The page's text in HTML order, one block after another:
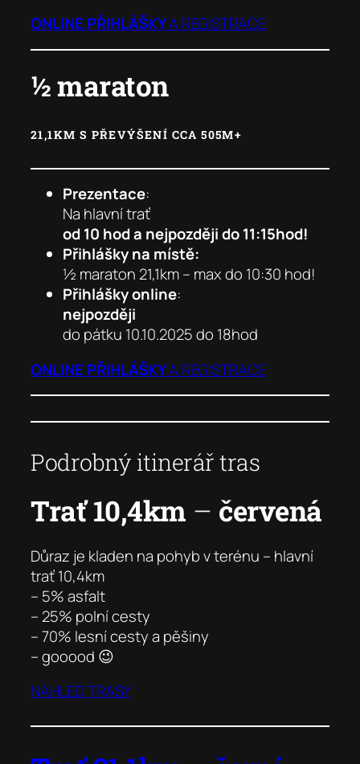
ONLINE PŘIHLÁŠKYA REGISTRACE
½ maraton
21,1KM S PŘEVÝŠENÍ CCA 505M+
Prezentace:
Na hlavní trať
od 10 hod a nejpozději do 11:15hod!
Přihlášky na místě:
½ maraton 21,1km – max do 10:30 hod!
Přihlášky online:
nejpozději
do pátku 10.10.2025 do 18hod
ONLINE PŘIHLÁŠKYA REGISTRACE
Podrobný itinerář tras
Trať 10,4km – červená
Důraz je kladen na pohyb v terénu – hlavní
trať 10,4km
– 5% asfalt
– 25% polní cesty
– 70% lesní cesty a pěšiny
– gooood 😉
NÁHLED TRASY